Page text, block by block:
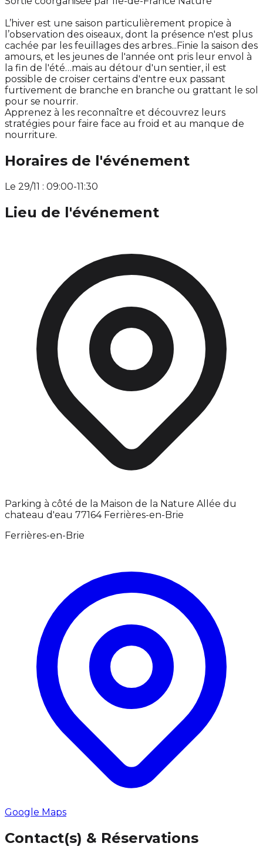
L’hiver est une saison particulièrement propice à
l’observation des oiseaux, dont la présence n'est plus
cachée par les feuillages des arbres...Finie la saison des
amours, et les jeunes de l'année ont pris leur envol à
la fin de l'été…mais au détour d'un sentier, il est
possible de croiser certains d'entre eux passant
furtivement de branche en branche ou grattant le sol
pour se nourrir.
Apprenez à les reconnaître et découvrez leurs
stratégies pour faire face au froid et au manque de
nourriture.
Horaires de l'événement
Le 29/11 : 09:00-11:30
Lieu de l'événement
Parking à côté de la Maison de la Nature Allée du
chateau d'eau 77164 Ferrières-en-Brie
Ferrières-en-Brie
Google Maps
Contact(s) & Réservations